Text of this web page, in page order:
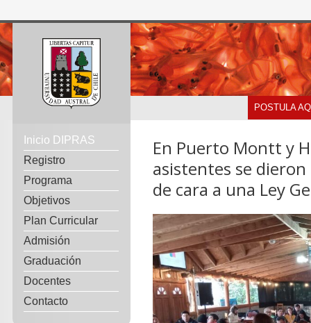
Inicio DIPRAS
Registro
Programa
Objetivos
Plan Curricular
Admisión
Graduación
Docentes
Contacto
POSTULA
En Puerto Montt y
asistentes se
de cara a una Ley